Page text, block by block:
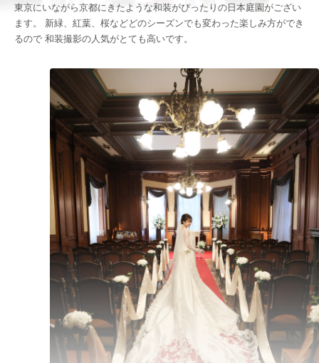
東京にいながら京都にきたような和装がぴったりの日本庭園がござい
ます。 新緑、紅葉、桜などどのシーズンでも変わった楽しみ方ができ
るので 和装撮影の人気がとても高いです。